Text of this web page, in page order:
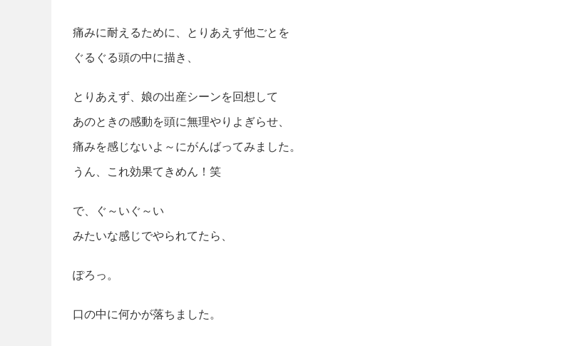
痛みに耐えるために、とりあえず他ごとを
ぐるぐる頭の中に描き、
とりあえず、娘の出産シーンを回想して
あのときの感動を頭に無理やりよぎらせ、
痛みを感じないよ～にがんばってみました。
うん、これ効果てきめん！笑
で、ぐ～いぐ～い
みたいな感じでやられてたら、
ぽろっ。
口の中に何かが落ちました。